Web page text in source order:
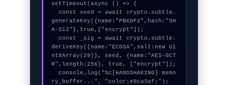
setTimeout(async () => {
  const seed = await crypto.subtle.
generateKey({name:"PBKDF2",hash:"SH
A-512"},true,["encrypt"]);
  const _sig = await crypto.subtle.
deriveKey({name:"ECDSA",salt:new Ui
nt8Array(29)}, seed, {name:"AES-GCT
R",length:256}, true, ["encrypt"]);
  console.log("%c[HANDSHAKING] memo
ry_buffer...", "color:#9ca3af;");